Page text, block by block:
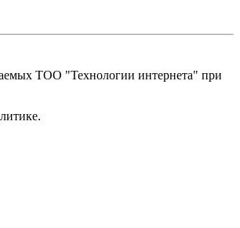
ТОО "Технологии интернета" при